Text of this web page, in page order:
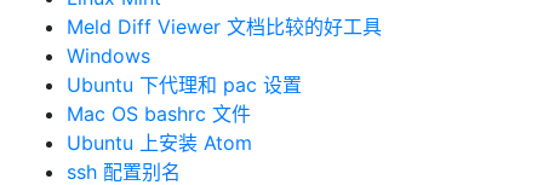
Meld Diff Viewer 文档比较的好工具
Windows
Ubuntu 下代理和 pac 设置
Mac OS bashrc 文件
Ubuntu 上安装 Atom
ssh 配置别名